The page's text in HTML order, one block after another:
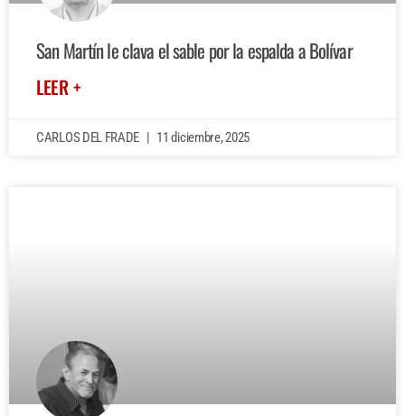
San Martín le clava el sable por la espalda a Bolívar
LEER +
CARLOS DEL FRADE 11 diciembre, 2025